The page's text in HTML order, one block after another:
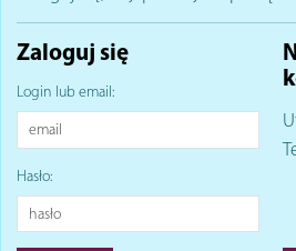
Zaloguj się
Login lub email:
Hasło: